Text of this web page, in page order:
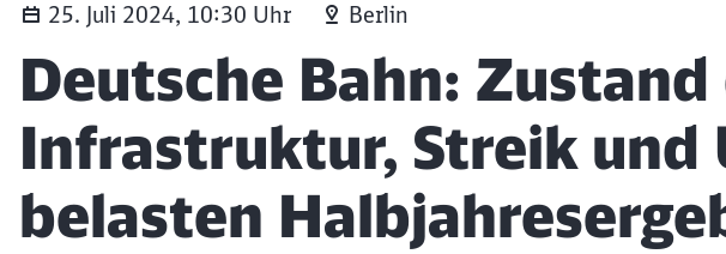
25. Juli 2024, 10:30 Uhr Berlin
Artikel:
Deutsche Bahn:
Infrastruktur, Streik und
belasten